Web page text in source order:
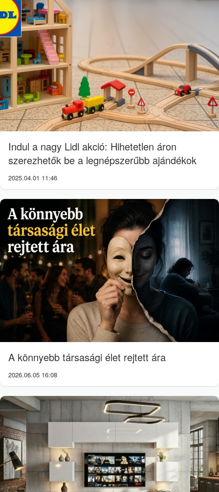
Indul a nagy Lidl akció: Hihetetlen áron
szerezhetők be a legnépszerűbb ajándékok
2025.04.01 11:46
A könnyebb társasági élet rejtett ára
2026.06.05 16:08